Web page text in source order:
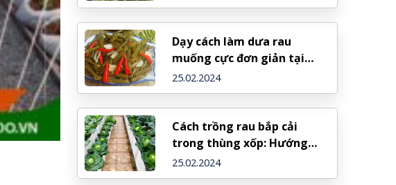
Dạy cách làm dưa rau
muống cực đơn giản tại
nhà, ngon chuẩn vị
25.02.2024
Cách trồng rau bắp cải
trong thùng xốp: Hướng
dẫn và bước đi chi tiết
25.02.2024